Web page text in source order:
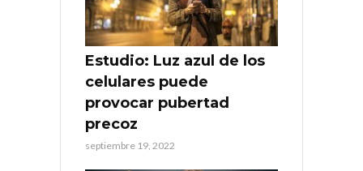
Estudio: Luz azul de los
celulares puede
provocar pubertad
precoz
septiembre 19, 2022